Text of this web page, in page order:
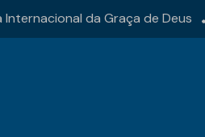
Internacional da Graça de Deus